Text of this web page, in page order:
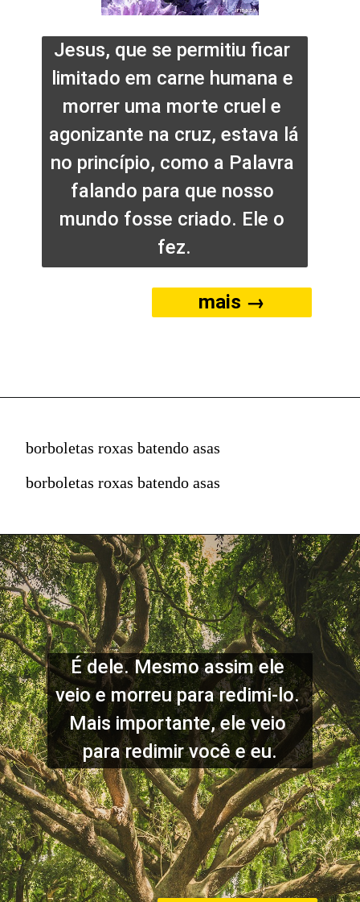
Jesus, que se permitiu ficar
limitado em carne humana e
morrer uma morte cruel e
agonizante na cruz, estava lá
no princípio, como a Palavra
falando para que nosso
mundo fosse criado. Ele o
fez.
mais →
borboletas roxas batendo asas
borboletas roxas batendo asas
É dele. Mesmo assim ele
veio e morreu para redimi-lo.
Mais importante, ele veio
para redimir você e eu.